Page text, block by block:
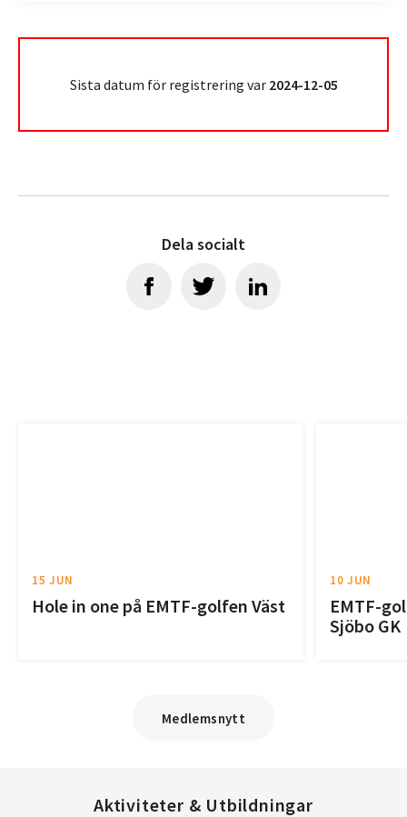
Sista datum för registrering var 2024-12-05
Dela socialt
15 JUN
Hole in one på EMTF-golfen Väst
10 JUN
EMTF-
Sjöbo GK
Medlemsnytt
Aktiviteter & Utbildningar